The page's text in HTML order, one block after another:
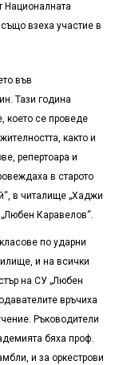
Националната
взеха участие в
във
Тази година
което се проведе
както и
репертоара и
в старото
в читалище „Хаджи
Каравелов“.
по ударни
и на всички
на СУ „Любен
връчиха
Ръководители
бяха проф.
и за оркестрови